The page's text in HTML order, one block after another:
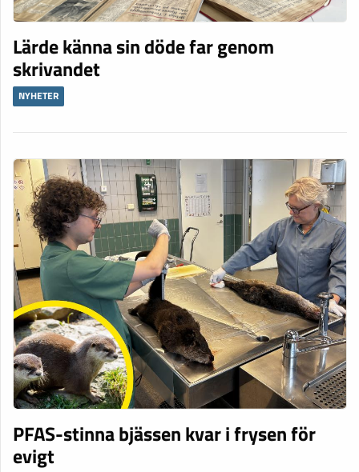
Lärde känna sin döde far genom
skrivandet
NYHETER
PFAS-stinna bjässen kvar i frysen för
evigt